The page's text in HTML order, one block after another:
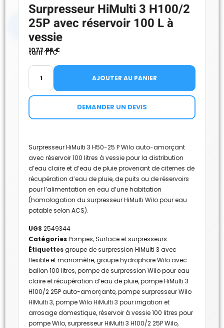
Surpresseur HiMulti 3 H100/2
25P avec réservoir 100 L à
vessie
1077.96€
tarif TTC
AJOUTER AU PANIER
DEMANDER UN DEVIS
Surpresseur HiMulti 3 H50-25 P Wilo auto-amorçant
avec réservoir 100 litres à vessie pour la distribution
d’eau claire et d’eau de pluie provenant de citernes de
récupération d’eau de pluie, de puits ou de réservoirs
pour l’alimentation en eau d’une habitation
(homologation du surpresseur HiMulti Wilo pour eau
potable selon ACS).
UGS 2549344
CatégoriesPompes,Surface et surpresseurs
Étiquettesgroupe de surpression HiMulti 3 avec
flexible et manomètre,groupe hydrophore Wilo avec
ballon 100 litres,pompe de surpression Wilo pour eau
claire et récupération d’eau de pluie,pompe HiMulti 3
H100/2 25P auto-amorçante,pompe surpresseur Wilo
HIMulti 3,pompe Wilo HiMulti 3 pour irrigation et
arrosage domestique,réservoir à vessie 100 litres pour
pompe Wilo,surpresseur HiMulti 3 H100/2 25P Wilo,